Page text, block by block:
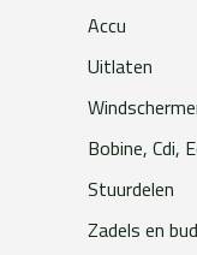
Accu
Uitlaten
Bobine, Cdi,
Stuurdelen
Zadels en